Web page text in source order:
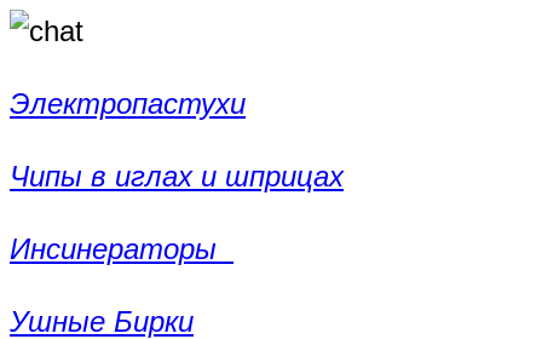
Электропастухи
Чипы в иглах и шприцах
Инсинераторы
Ушные Бирки